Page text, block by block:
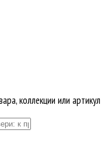
коллекции или артикул